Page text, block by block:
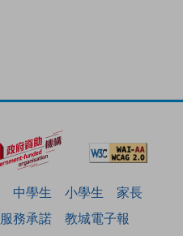
中學生 小學生
家長
服務承諾 教城電子報